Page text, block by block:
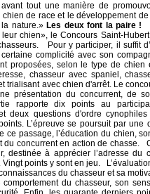
tout une manière de
chien de race et le développement
nature.» Les deux font la paire !
chien», le Concours Saint-
Pour y participer, il suffit
complicité avec son
proposées, selon le type de
chasseur avec spaniel,
trialisant avec chien d'arrêt. Le
présentation du concurrent, de
rapporte dix points au
deux questions d'ordre
L’épreuve se poursuit par une
ce passage, l’éducation du chien,
du concurrent en action de chasse.
destinée à apprécier l’adresse du
points y sont en jeu.
du chasseur et sa
comportement du chasseur, son